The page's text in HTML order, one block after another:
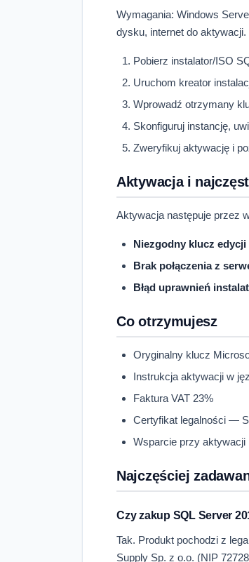
Wymagania: Windows
dysku, internet do aktywacji.
Pobierz instalator/ISO
Uruchom kreator
Wprowadź otrzymany
Skonfiguruj instancję,
Zweryfikuj aktywację i
Aktywacja i
Aktywacja następuje przez
Niezgodny klucz edycji
Brak połączenia z
Błąd uprawnień
Co otrzymujesz
Oryginalny klucz
Instrukcja aktywacji w
Faktura VAT 23%
Certyfikat legalności —
Wsparcie przy aktywacji
Najczęściej
Czy zakup SQL Server
Tak. Produkt pochodzi z
Supply Sp. z o.o. (NIP